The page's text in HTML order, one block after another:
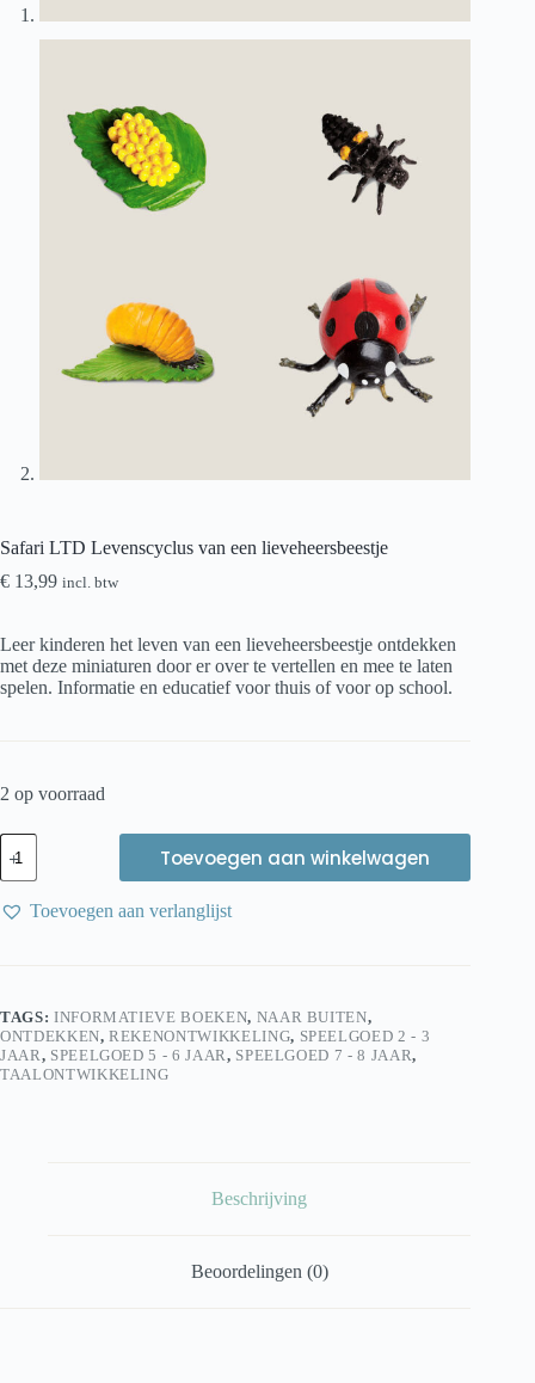
Safari LTD Levenscyclus van een lieveheersbeestje
€ 13,99 incl. btw
Leer kinderen het leven van een lieveheersbeestje ontdekken
met deze miniaturen door er over te vertellen en mee te laten
spelen. Informatie en educatief voor thuis of voor op school.
2 op voorraad
Safari
LTD
Levenscyclus
van
een
Toevoegen aan winkelwagen
Toevoegen aan verlanglijst
TAGS: INFORMATIEVE BOEKEN, NAAR BUITEN,
ONTDEKKEN,REKENONTWIKKELING, SPEELGOED 2 - 3
JAAR, SPEELGOED 5 - 6 JAAR, SPEELGOED 7 - 8 JAAR,
TAALONTWIKKELING
Beschrijving
Beoordelingen (0)